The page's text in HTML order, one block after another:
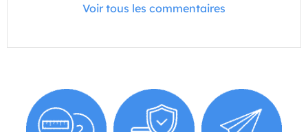
Voir tous les commentaires